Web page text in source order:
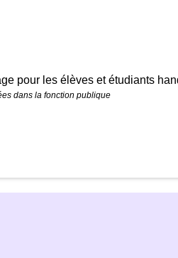
pour les élèves et étudiants
dans la fonction publique